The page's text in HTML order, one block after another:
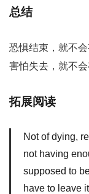
总结
恐惧结束，就不会
害怕失去，就不会
拓展阅读
Not of dying,
not having
supposed to
have to leave